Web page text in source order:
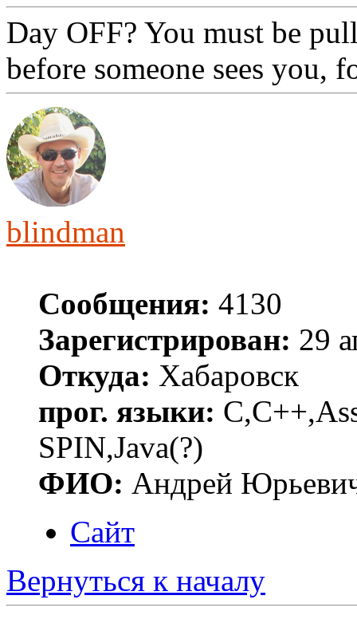
Day OFF? You must be
before someone sees you,
blindman
Сообщения: 4130
Зарегистрирован: 29
Откуда: Хабаровск
прог. языки:
SPIN,Java(?)
ФИО: Андрей
Сайт
Вернуться к началу